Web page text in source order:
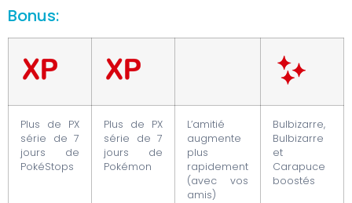
Bonus:
Plus de PX
série de 7
jours de
PokéStops
Plus de PX
série de 7
jours de
Pokémon
L’amitié
augmente
plus
rapidement
(avec vos
amis)
Bulbizarre,
Bulbizarre
et
Carapuce
boostés